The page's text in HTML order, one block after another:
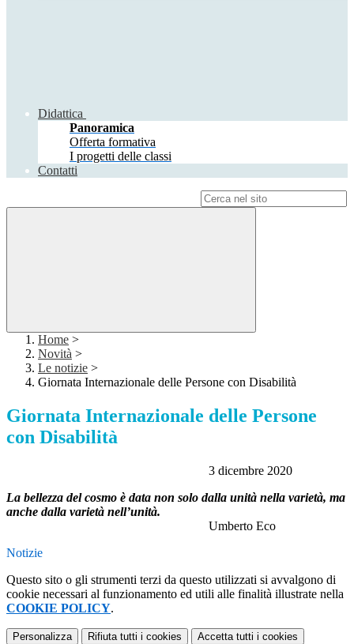
Didattica
Panoramica
Offerta formativa
I progetti delle classi
Contatti
Home >
Novità >
Le notizie >
Giornata Internazionale delle Persone con Disabilità
Giornata Internazionale delle Persone
con Disabilità
3 dicembre 2020
La bellezza del cosmo è data non solo dalla unità nella varietà, ma
anche dalla varietà nell’unità.
Umberto Eco
Notizie
Questo sito o gli strumenti terzi da questo utilizzati si avvalgono di
cookie necessari al funzionamento ed utili alle finalità illustrate nella
COOKIE POLICY.
Personalizza Rifiuta tutti i cookies Accetta tutti i cookies